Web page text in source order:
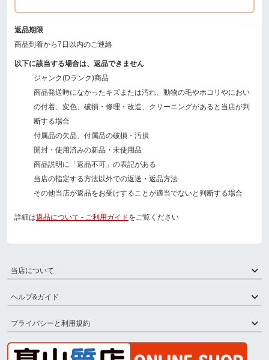
返品期限
商品到着から7日以内のご連絡
以下に該当する場合は、返品できません
ジャンク(Dランク)商品
商品発送時になかったキズまたは汚れ、動物の毛やホコリやにおい
の付着、変色、破損・修理・改造、クリーニングがあると当店が判
断する場合
付属品の欠品、付属品の破損・汚損
開封・使用済みの新品・未使用品
商品説明に「返品不可」の表記がある
当店の指定する方法以外での返送・返品方法
その他当店が返品をお受けすることが適当でないと判断する場合
詳細は返品について - ご利用ガイドをご覧ください
当店について
ヘルプ&ガイド
プライバシーと利用規約